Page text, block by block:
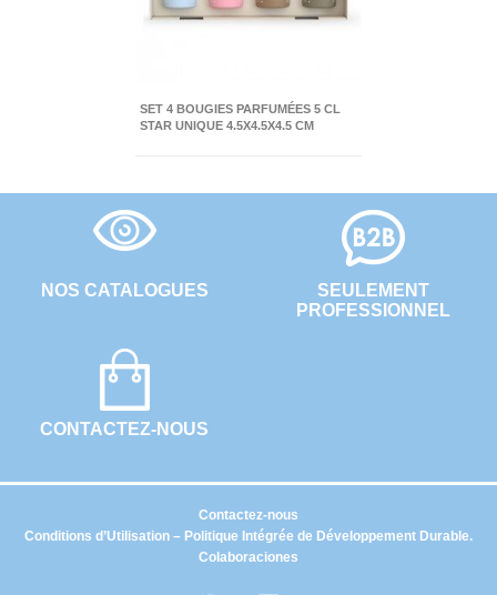
SET 4 BOUGIES PARFUMÉES 5 CL
STAR UNIQUE 4.5X4.5X4.5 CM
NOS CATALOGUES
CONTACTEZ-NOUS
SEULEMENT
PROFESSIONNEL
Conditions d’Utilisation – Politique Intégrée de Développement Durable.
Colaboraciones
Contactez-nous